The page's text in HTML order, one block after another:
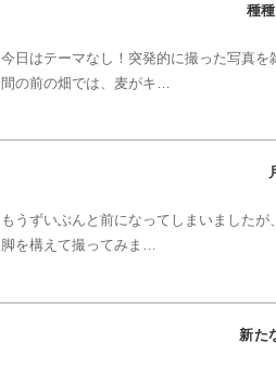
種
今日はテーマなし！突発的に撮った写真
間の前の畑では、麦がキ…
もうずいぶんと前になってしまいました
脚を構えて撮ってみま…
新た